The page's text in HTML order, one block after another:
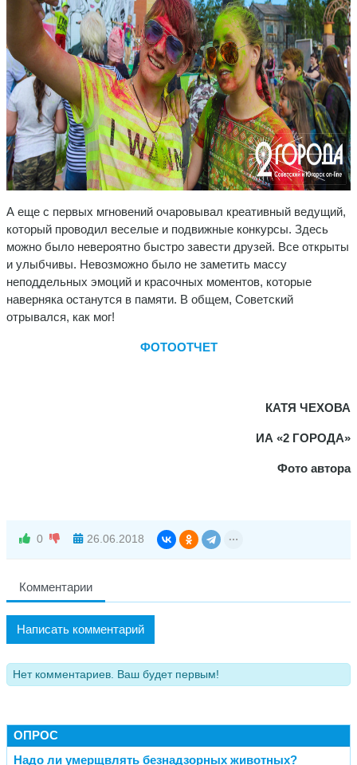
А еще с первых мгновений очаровывал креативный ведущий,
который проводил веселые и подвижные конкурсы. Здесь
можно было невероятно быстро завести друзей. Все открыты
и улыбчивы. Невозможно было не заметить массу
неподдельных эмоций и красочных моментов, которые
наверняка останутся в памяти. В общем, Советский
отрывался, как мог!
ФОТООТЧЕТ
КАТЯ ЧЕХОВА
ИА «2 ГОРОДА»
Фото автора
0 26.06.2018
Комментарии
Написать комментарий
Нет комментариев. Ваш будет первым!
ОПРОС
Надо ли умерщвлять безнадзорных животных?